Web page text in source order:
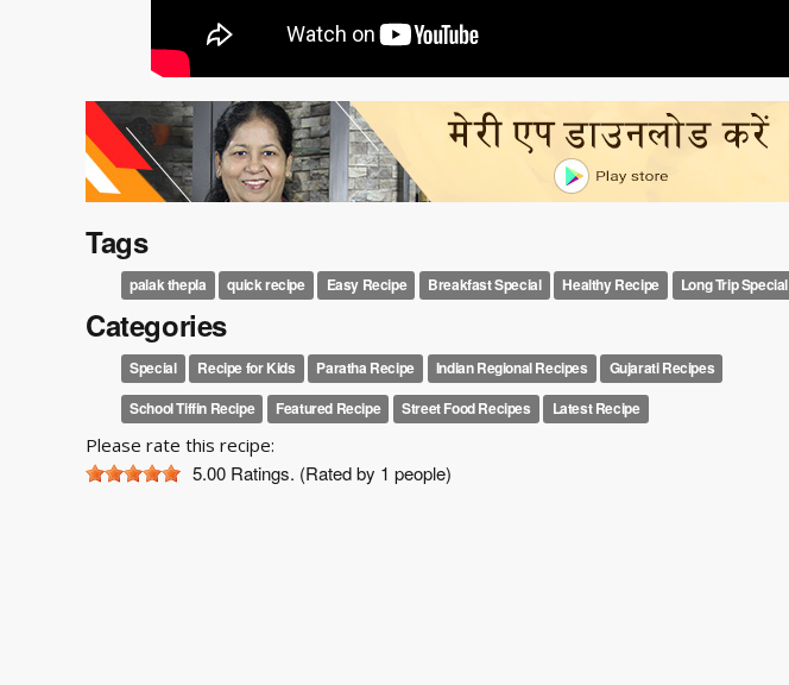
Tags
palak thepla quick recipe Easy Recipe Breakfast Special Healthy Recipe Long Trip Special
Categories
Special Recipe for Kids Paratha Recipe Indian Regional Recipes
Gujarati Recipes
School Tiffin Recipe
Featured Recipe Street Food Recipes Latest Recipe
Please rate this recipe:
5.00 Ratings. (Rated by 1 people)